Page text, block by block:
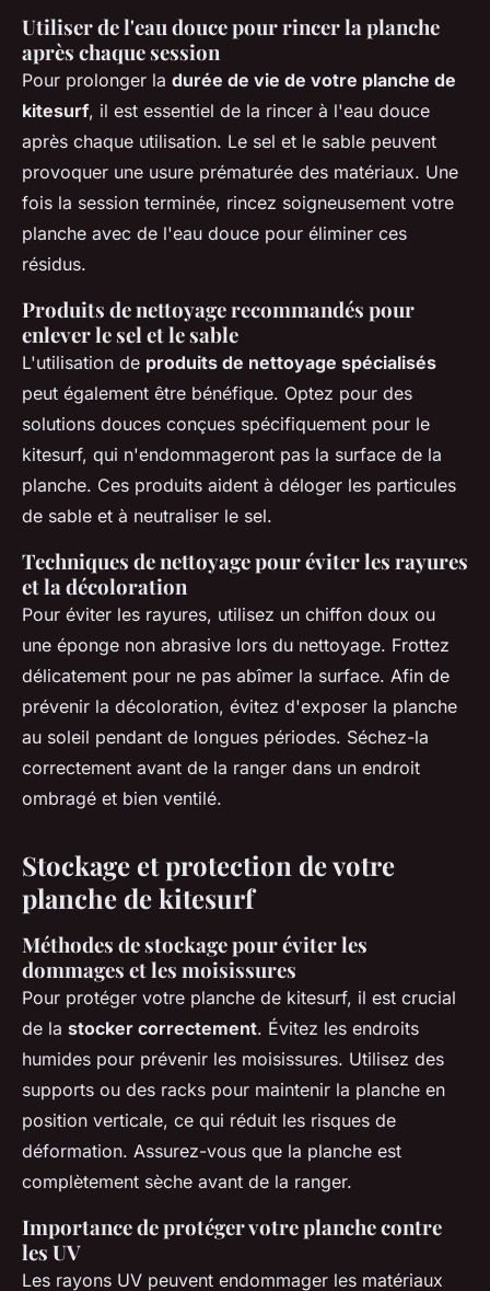
Utiliser de l'eau douce pour rincer la planche
après chaque session
Pour prolonger la durée de vie de votre planche de
kitesurf, il est essentiel de la rincer à l'eau douce
après chaque utilisation. Le sel et le sable peuvent
provoquer une usure prématurée des matériaux. Une
fois la session terminée, rincez soigneusement votre
planche avec de l'eau douce pour éliminer ces
résidus.
Produits de nettoyage recommandés pour
enlever le sel et le sable
L'utilisation de produits de nettoyage spécialisés
peut également être bénéfique. Optez pour des
solutions douces conçues spécifiquement pour le
kitesurf, qui n'endommageront pas la surface de la
planche. Ces produits aident à déloger les particules
de sable et à neutraliser le sel.
Techniques de nettoyage pour éviter les rayures
et la décoloration
Pour éviter les rayures, utilisez un chiffon doux ou
une éponge non abrasive lors du nettoyage. Frottez
délicatement pour ne pas abîmer la surface. Afin de
prévenir la décoloration, évitez d'exposer la planche
au soleil pendant de longues périodes. Séchez-la
correctement avant de la ranger dans un endroit
ombragé et bien ventilé.
Stockage et protection de votre
planche de kitesurf
Méthodes de stockage pour éviter les
dommages et les moisissures
Pour protéger votre planche de kitesurf, il est crucial
de la stocker correctement. Évitez les endroits
humides pour prévenir les moisissures. Utilisez des
supports ou des racks pour maintenir la planche en
position verticale, ce qui réduit les risques de
déformation. Assurez-vous que la planche est
complètement sèche avant de la ranger.
Importance de protéger votre planche contre
les UV
Les rayons UV peuvent endommager les matériaux